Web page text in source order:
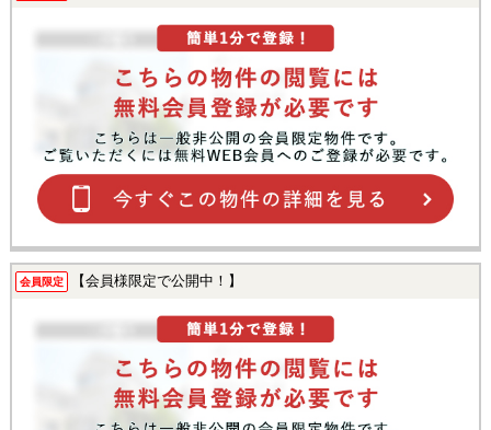
会員限定 【会員様限定で公開中！】